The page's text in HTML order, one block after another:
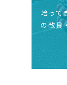
培って
の改良